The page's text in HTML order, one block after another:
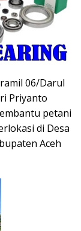
06/Darul
Priyanto
petani
di Desa
Aceh